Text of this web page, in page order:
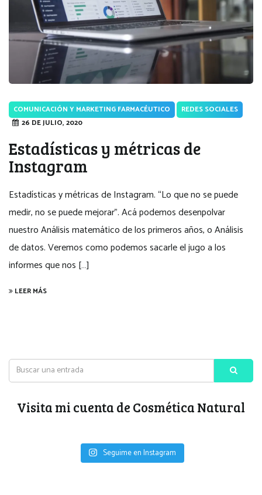
COMUNICACIÓN Y MARKETING FARMACÉUTICO
REDES SOCIALES
26 DE JULIO, 2020
Estadísticas y métricas de
Instagram
Estadísticas y métricas de Instagram. “Lo que no se puede
medir, no se puede mejorar”. Acá podemos desenpolvar
nuestro Análisis matemático de los primeros años, o Análisis
de datos. Veremos como podemos sacarle el jugo a los
informes que nos […]
LEER MÁS
Visita mi cuenta de Cosmética Natural
Seguime en Instagram